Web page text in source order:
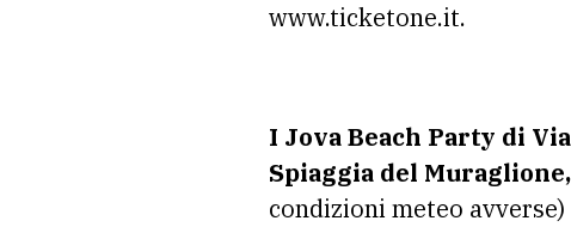
www.ticketone.it.
I Jova Beach Party di
Spiaggia del Muraglione,
condizioni meteo